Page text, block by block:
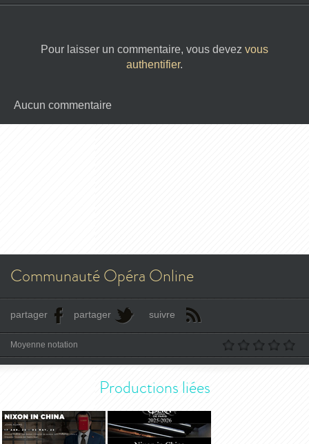
Pour laisser un commentaire, vous devez vous
authentifier.
Aucun commentaire
Communauté Opéra Online
partager partager suivre
Moyenne notation
Productions liées